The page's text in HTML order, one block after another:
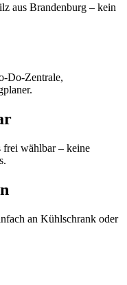
aus Brandenburg – kein
Do-Zentrale,
frei wählbar – keine
an Kühlschrank oder